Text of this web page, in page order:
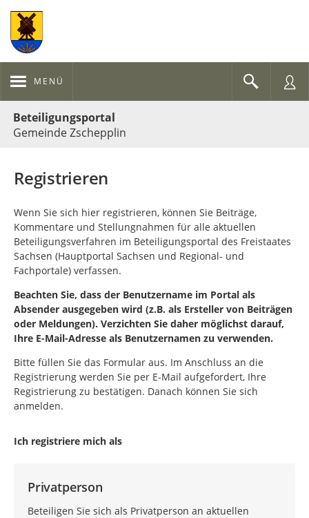
MENÜ
Beteiligungsportal
Gemeinde Zschepplin
Registrieren
Wenn Sie sich hier registrieren, können Sie Beiträge,
Kommentare und Stellungnahmen für alle aktuellen
Beteiligungsverfahren im Beteiligungsportal des Freistaates
Sachsen (Hauptportal Sachsen und Regional- und
Fachportale) verfassen.
Beachten Sie, dass der Benutzername im Portal als
Absender ausgegeben wird (z.B. als Ersteller von Beiträgen
oder Meldungen). Verzichten Sie daher möglichst darauf,
Ihre E-Mail-Adresse als Benutzernamen zu verwenden.
Bitte füllen Sie das Formular aus. Im Anschluss an die
Registrierung werden Sie per E-Mail aufgefordert, Ihre
Registrierung zu bestätigen. Danach können Sie sich
anmelden.
Ich registriere mich als
Privatperson
Beteiligen Sie sich als Privatperson an aktuellen